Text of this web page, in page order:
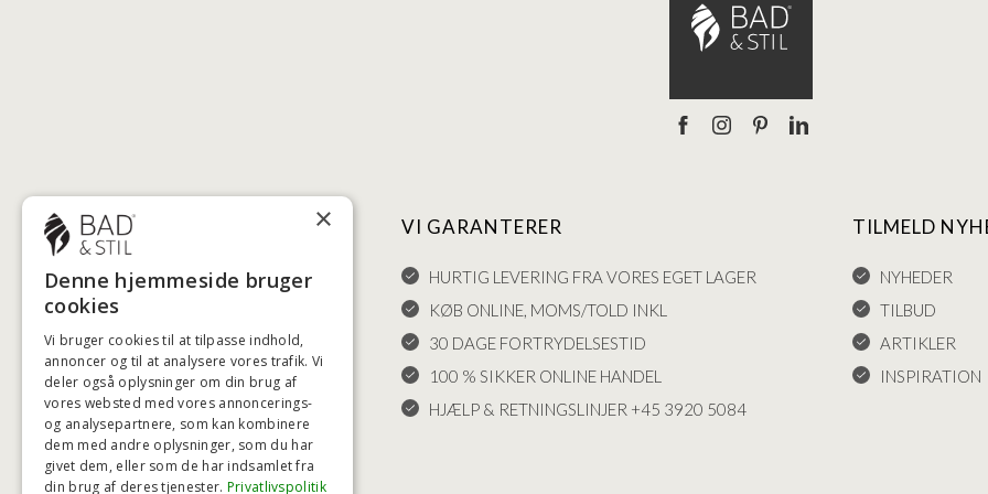
NYTTIGE LINKS
HANDELSBETINGELSER
LEVERING OG RETURET
FORTRYDELSESRET
KLAGER
FRAGT
INDSTILLINGER FOR COOKIES
VI GARANTERER
HURTIG LEVERING FRA VORES EGET LAGER
KØB ONLINE, MOMS/TOLD INKL
30 DAGE FORTRYDELSESTID
100 % SIKKER ONLINE HANDEL
HJÆLP & RETNINGSLINJER +45 3920 5084
TILMELD
NYHEDER
TILBUD
ARTIKLER
INSPIRATION
×
Denne hjemmeside bruger
cookies
Vi bruger cookies til at tilpasse indhold,
annoncer og til at analysere vores trafik. Vi
deler også oplysninger om din brug af
vores websted med vores annoncerings-
og analysepartnere, som kan kombinere
dem med andre oplysninger, som du har
givet dem, eller som de har indsamlet fra
din brug af deres tjenester. Privatlivspolitik